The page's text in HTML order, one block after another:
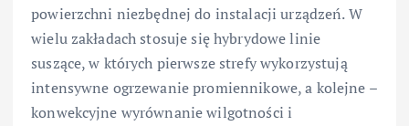
powierzchni niezbędnej do instalacji urządzeń. W
wielu zakładach stosuje się hybrydowe linie
suszące, w których pierwsze strefy wykorzystują
intensywne ogrzewanie promiennikowe, a kolejne –
konwekcyjne wyrównanie wilgotności i